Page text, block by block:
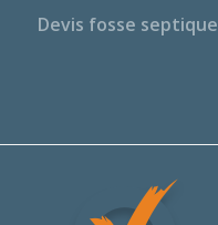
Devis fosse septique